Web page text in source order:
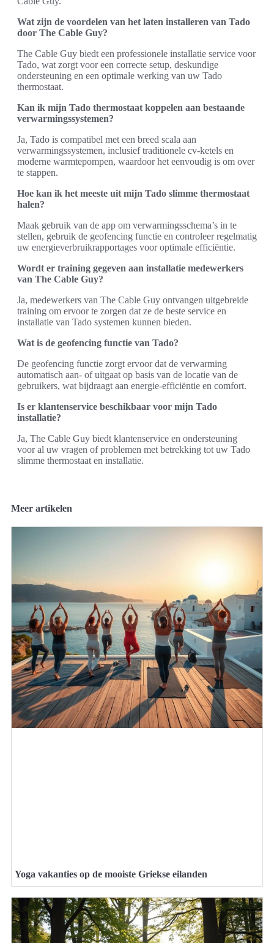
Wat zijn de voordelen van het laten installeren van Tado
door The Cable Guy?
The Cable Guy biedt een professionele installatie service voor
Tado, wat zorgt voor een correcte setup, deskundige
ondersteuning en een optimale werking van uw Tado
thermostaat.
Kan ik mijn Tado thermostaat koppelen aan bestaande
verwarmingssystemen?
Ja, Tado is compatibel met een breed scala aan
verwarmingssystemen, inclusief traditionele cv-ketels en
moderne warmtepompen, waardoor het eenvoudig is om over
te stappen.
Hoe kan ik het meeste uit mijn Tado slimme thermostaat
halen?
Maak gebruik van de app om verwarmingsschema’s in te
stellen, gebruik de geofencing functie en controleer regelmatig
uw energieverbruikrapportages voor optimale efficiëntie.
Wordt er training gegeven aan installatie medewerkers
van The Cable Guy?
Ja, medewerkers van The Cable Guy ontvangen uitgebreide
training om ervoor te zorgen dat ze de beste service en
installatie van Tado systemen kunnen bieden.
Wat is de geofencing functie van Tado?
De geofencing functie zorgt ervoor dat de verwarming
automatisch aan- of uitgaat op basis van de locatie van de
gebruikers, wat bijdraagt aan energie-efficiëntie en comfort.
Is er klantenservice beschikbaar voor mijn Tado
installatie?
Ja, The Cable Guy biedt klantenservice en ondersteuning
voor al uw vragen of problemen met betrekking tot uw Tado
slimme thermostaat en installatie.
Meer artikelen
Yoga vakanties op de mooiste Griekse eilanden